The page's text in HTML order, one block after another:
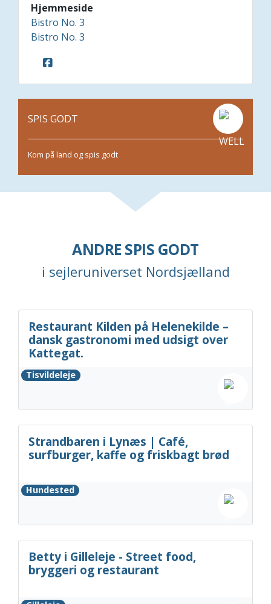
Hjemmeside
Bistro No. 3
Bistro No. 3
SPIS GODT
Kom på land og spis godt
ANDRE SPIS GODT
i sejleruniverset Nordsjælland
Restaurant Kilden på Helenekilde –
dansk gastronomi med udsigt over
Kattegat.
Tisvildeleje
Strandbaren i Lynæs | Café,
surfburger, kaffe og friskbagt brød
Hundested
Betty i Gilleleje - Street food,
bryggeri og restaurant